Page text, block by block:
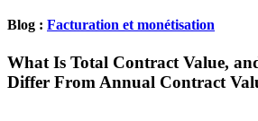
Blog : Facturation et monétisation
What Is Total Contract Value,
Differ From Annual Contract